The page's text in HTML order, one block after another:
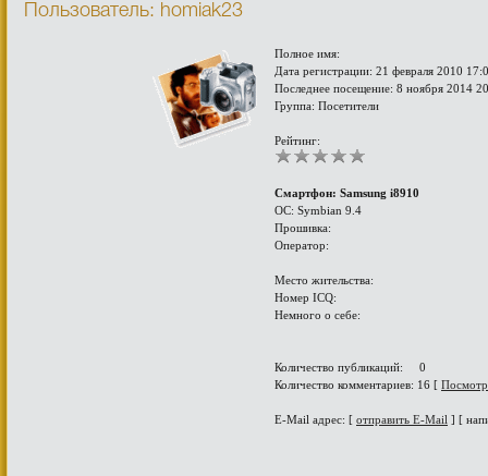
Пользователь: homiak23
Полное имя:
Дата регистрации: 21 февраля 2010
Последнее посещение: 8 ноября 2014
Группа: Посетители
Рейтинг:
Смартфон: Samsung i8910
ОС: Symbian 9.4
Прошивка:
Оператор:
Место жительства:
Номер ICQ:
Немного о себе:
Количество публикаций: 0
Количество комментариев: 16 [
E-Mail адрес: [ отправить E-Mail ] [